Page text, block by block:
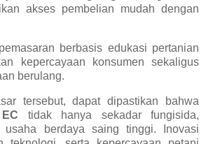
akses pembelian mudah dengan
berbasis edukasi pertanian
kepercayaan konsumen sekaligus
berulang.
tersebut, dapat dipastikan bahwa
tidak hanya sekadar fungisida,
usaha berdaya saing tinggi. Inovasi